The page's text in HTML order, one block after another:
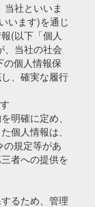
社といいま
います)を通じ
(以下「個人
、当社の社会
の個人情報保
、確実な履行
明確に定め、
個人情報は、
の規定等があ
者への提供を
るため、管理